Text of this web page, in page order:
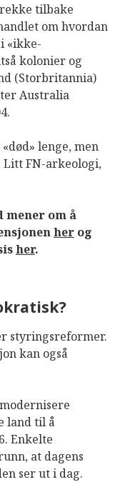
tilbake
om hvordan
«ikke-
kolonier og
(Storbritannia)
Australia
lenge, men
Litt FN-arkeologi,
mener om å
her og
her.
styringsreformer.
kan også
land til å
Enkelte
at dagens
ser ut i dag.